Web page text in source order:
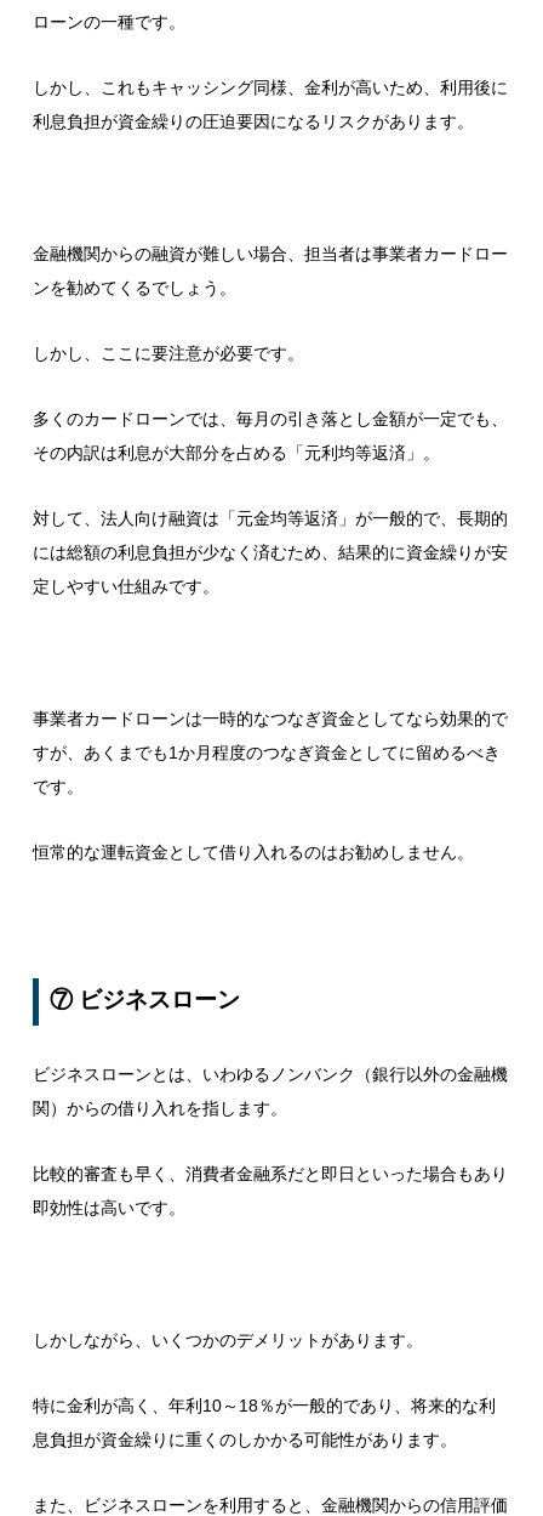
ローンの一種です。
しかし、これもキャッシング同様、金利が高いため、利用後に
利息負担が資金繰りの圧迫要因になるリスクがあります。
金融機関からの融資が難しい場合、担当者は事業者カードロー
ンを勧めてくるでしょう。
しかし、ここに要注意が必要です。
多くのカードローンでは、毎月の引き落とし金額が一定でも、
その内訳は利息が大部分を占める「元利均等返済」。
対して、法人向け融資は「元金均等返済」が一般的で、長期的
には総額の利息負担が少なく済むため、結果的に資金繰りが安
定しやすい仕組みです。
事業者カードローンは一時的なつなぎ資金としてなら効果的で
すが、あくまでも1か月程度のつなぎ資金としてに留めるべき
です。
恒常的な運転資金として借り入れるのはお勧めしません。
⑦ ビジネスローン
ビジネスローンとは、いわゆるノンバンク（銀行以外の金融機
関）からの借り入れを指します。
比較的審査も早く、消費者金融系だと即日といった場合もあり
即効性は高いです。
しかしながら、いくつかのデメリットがあります。
特に金利が高く、年利10～18％が一般的であり、将来的な利
息負担が資金繰りに重くのしかかる可能性があります。
また、ビジネスローンを利用すると、金融機関からの信用評価